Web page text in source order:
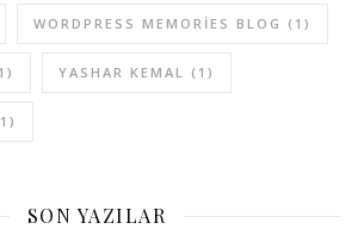
WORDPRESS MEMORIES BLOG (1)
YASHAR KEMAL (1)
SON YAZILAR